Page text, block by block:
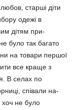
старші діти
одежі в
дітям при­
було так багато
на товари першої
все краще з
В селах по
співали на­
хоч не було